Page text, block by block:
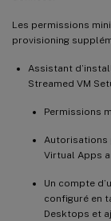
Les permissions
provisioning
Assistant
Streamed VM
Permissions
Autorisations
Virtual Apps
Un compte
configuré en
Desktops et